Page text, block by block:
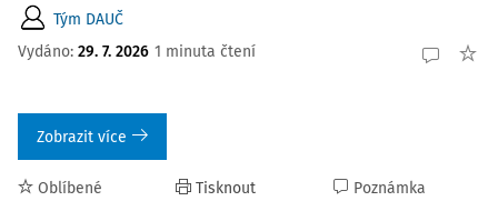
Tým DAUČ
Vydáno: 29. 7. 2026 1 minuta čtení
Zobrazit více
Oblíbené Tisknout Poznámka